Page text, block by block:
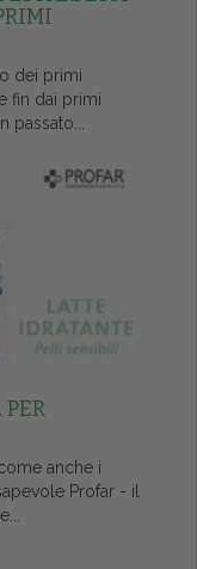
dei primi
fin dai primi
anche i
Profar - il